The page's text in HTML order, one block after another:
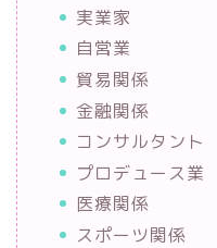
実業家
自営業
貿易関係
金融関係
コンサルタント
プロデュース業
医療関係
スポーツ関係